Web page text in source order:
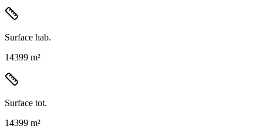
Surface hab.
14399 m²
Surface tot.
14399 m²